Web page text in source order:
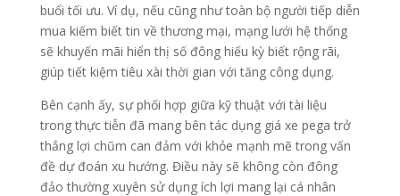
buổi tối ưu. Ví dụ, nếu cũng như toàn bộ người tiếp diễn
mua kiếm biết tin về thương mại, mạng lưới hệ thống
sẽ khuyến mãi hiển thị số đông hiếu kỳ biết rộng rãi,
giúp tiết kiệm tiêu xài thời gian với tăng công dụng.
Bên cạnh ấy, sự phối hợp giữa kỹ thuật với tài liệu
trong thực tiễn đã mang bên tác dụng giá xe pega trở
thắng lợi chũm can đảm với khỏe mạnh mẽ trong vấn
đề dự đoán xu hướng. Điều này sẽ không còn đông
đảo thường xuyên sử dụng ích lợi mang lại cá nhân